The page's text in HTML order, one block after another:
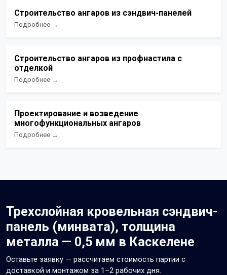
Строительство ангаров из сэндвич-панелей
Подробнее →
Строительство ангаров из профнастила с
отделкой
Подробнее →
Проектирование и возведение
многофункциональных ангаров
Подробнее →
Трехслойная кровельная сэндвич-
панель (минвата), толщина
металла — 0,5 мм в Каскелене
Оставьте заявку — рассчитаем стоимость партии с
доставкой и монтажом за 1–2 рабочих дня.